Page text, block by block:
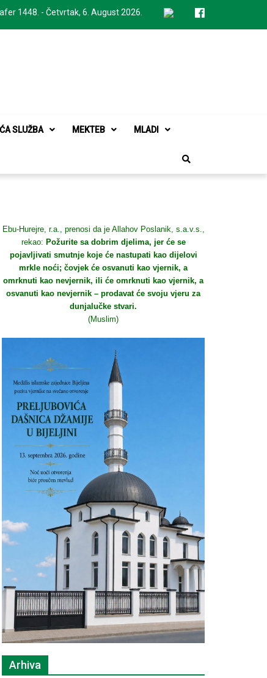
1448. - Četvrtak, 6. August 2026.
SLUŽBA MEKTEB MLADI
Ebu-Hurejre, r.a., prenosi da je Allahov Poslanik, s.a.v.s.,
rekao: Požurite sa dobrim djelima, jer će se
pojavljivati smutnje koje će nastupati kao dijelovi
mrkle noći; čovjek će osvanuti kao vjernik, a
omrknuti kao nevjernik, ili će omrknuti kao vjernik, a
osvanuti kao nevjernik – prodavat će svoju vjeru za
dunjalučke stvari.
(Muslim)
Arhiva